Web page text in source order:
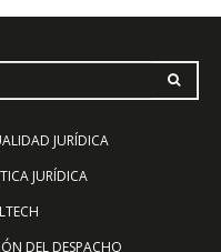
JURÍDICA
JURÍDICA
DEL DESPACHO